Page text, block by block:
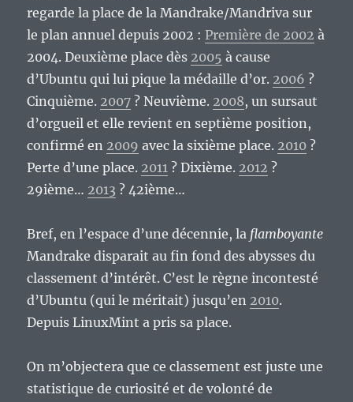
regarde la place de la Mandrake/Mandriva sur
le plan annuel depuis 2002 : Première de 2002 à
2004. Deuxième place dès 2005 à cause
d’Ubuntu qui lui pique la médaille d’or. 2006 ?
Cinquième. 2007 ? Neuvième. 2008, un sursaut
d’orgueil et elle revient en septième position,
confirmé en 2009 avec la sixième place. 2010 ?
Perte d’une place. 2011 ? Dixième. 2012 ?
29ième… 2013 ? 42ième…
Bref, en l’espace d’une décennie, la flamboyante
Mandrake disparait au fin fond des abysses du
classement d’intérêt. C’est le règne incontesté
d’Ubuntu (qui le méritait) jusqu’en 2010.
Depuis LinuxMint a pris sa place.
On m’objectera que ce classement est juste une
statistique de curiosité et de volonté de